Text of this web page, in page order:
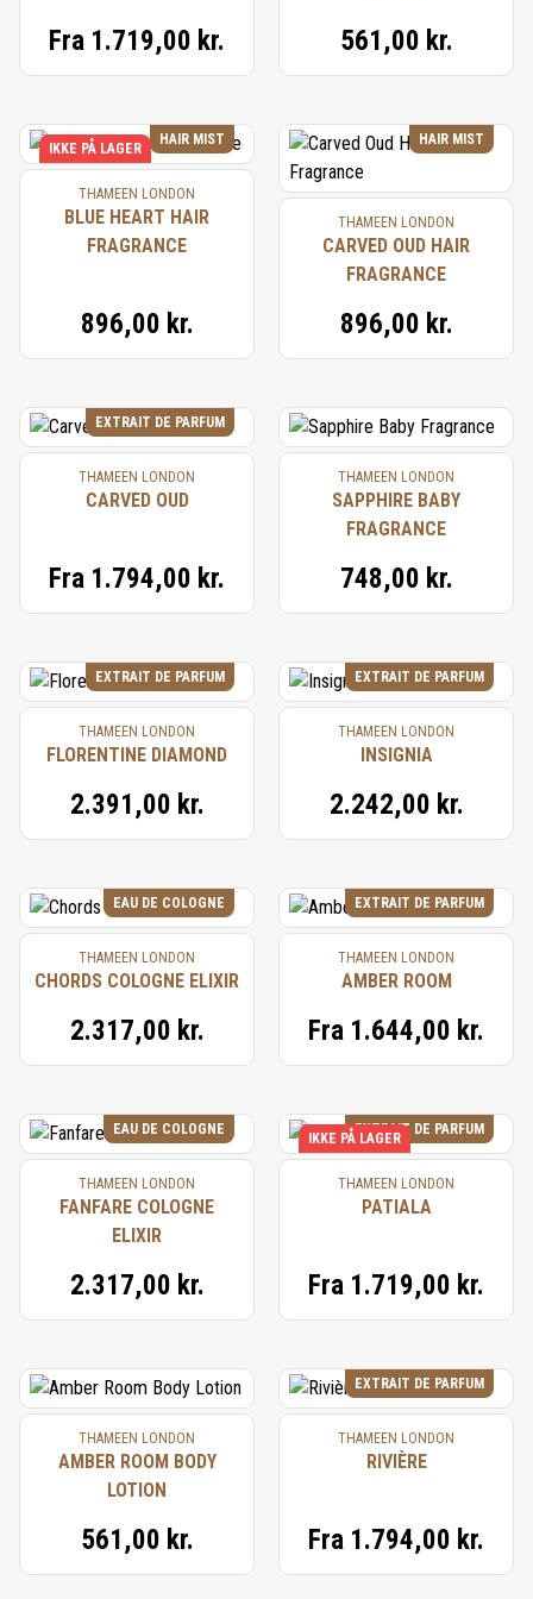
Fra 1.719,00 kr. 561,00 kr.
HAIR MIST
IKKE PÅ LAGER
THAMEEN LONDON
BLUE HEART HAIR
FRAGRANCE
896,00 kr.
HAIR MIST
THAMEEN LONDON
CARVED OUD HAIR
FRAGRANCE
896,00 kr.
EXTRAIT DE PARFUM
THAMEEN LONDON
CARVED OUD
Fra 1.794,00 kr.
THAMEEN LONDON
SAPPHIRE BABY
FRAGRANCE
748,00 kr.
EXTRAIT DE PARFUM
THAMEEN LONDON
FLORENTINE DIAMOND
2.391,00 kr.
EXTRAIT DE PARFUM
THAMEEN LONDON
INSIGNIA
2.242,00 kr.
EAU DE COLOGNE
THAMEEN LONDON
CHORDS COLOGNE ELIXIR
2.317,00 kr.
EXTRAIT DE PARFUM
THAMEEN LONDON
AMBER ROOM
Fra 1.644,00 kr.
EAU DE COLOGNE
THAMEEN LONDON
FANFARE COLOGNE
ELIXIR
2.317,00 kr.
EXTRAIT DE PARFUM
IKKE PÅ LAGER
THAMEEN LONDON
PATIALA
Fra 1.719,00 kr.
THAMEEN LONDON
AMBER ROOM BODY
LOTION
561,00 kr.
EXTRAIT DE PARFUM
THAMEEN LONDON
RIVIÈRE
Fra 1.794,00 kr.